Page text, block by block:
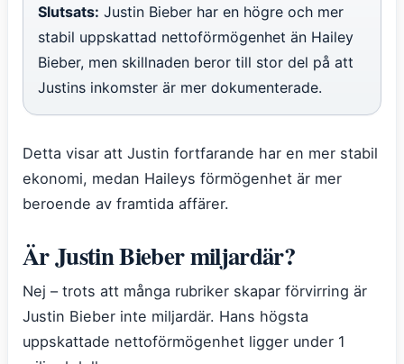
Slutsats: Justin Bieber har en högre och mer
stabil uppskattad nettoförmögenhet än Hailey
Bieber, men skillnaden beror till stor del på att
Justins inkomster är mer dokumenterade.
Detta visar att Justin fortfarande har en mer stabil
ekonomi, medan Haileys förmögenhet är mer
beroende av framtida affärer.
Är Justin Bieber miljardär?
Nej – trots att många rubriker skapar förvirring är
Justin Bieber inte miljardär. Hans högsta
uppskattade nettoförmögenhet ligger under 1